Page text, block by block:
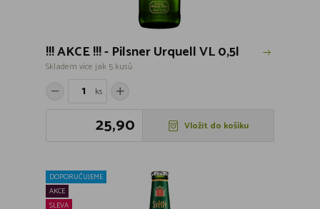
!!! AKCE !!! - Pilsner Urquell VL 0,5l
Skladem více jak 5 kusů
ks
25,90 Vložit do košíku
DOPORUČUJEME
AKCE
SLEVA